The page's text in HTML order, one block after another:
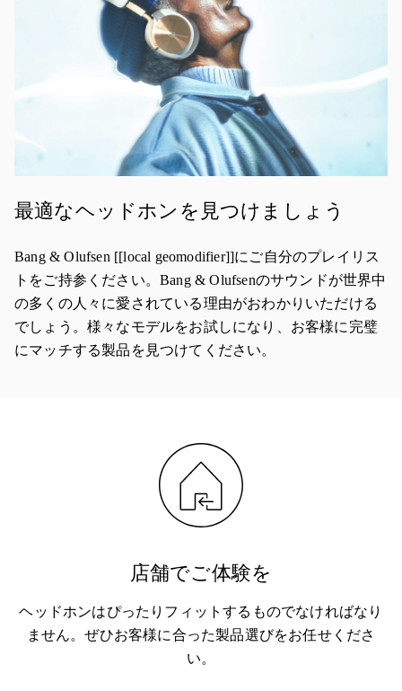
最適なヘッドホンを見つけましょう
Bang & Olufsen [[local geomodifier]]にご自分のプレイリス
トをご持参ください。Bang & Olufsenのサウンドが世界中
の多くの人々に愛されている理由がおわかりいただける
でしょう。様々なモデルをお試しになり、お客様に完璧
にマッチする製品を見つけてください。
店舗でご体験を
ヘッドホンはぴったりフィットするものでなければなり
ません。ぜひお客様に合った製品選びをお任せくださ
い。